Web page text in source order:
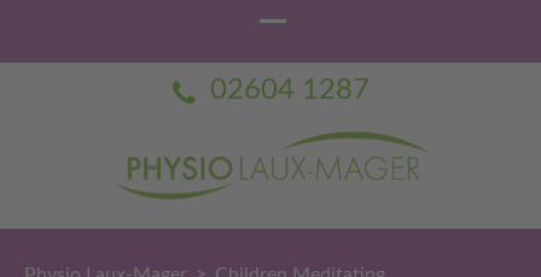
02604 1287
Physio Laux-Mager
Praxis für Physiotherapie Dorothée Laux-Mager